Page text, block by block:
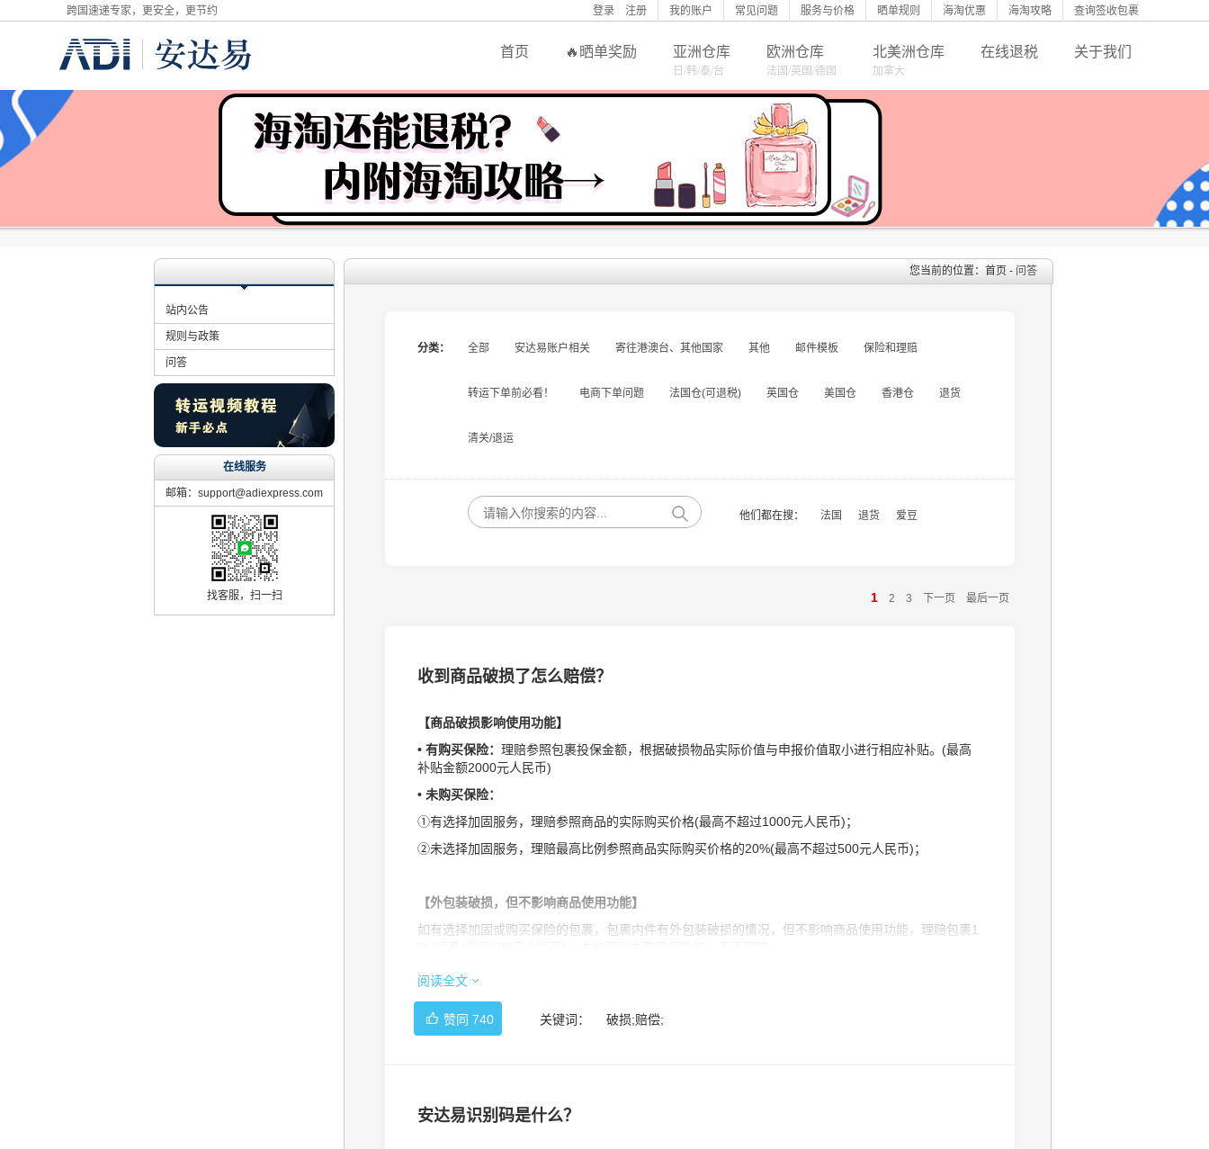
跨国速递专家，更安全，更节约 登录 注册 我的账户 常见问题 服务与价格 晒单规则 海淘优惠 海淘攻略 查询签收包裹
首页 晒单奖励 亚洲仓库
日/韩/泰/台
欧洲仓库
法国/英国/德国
北美洲仓库
加拿大
在线退税 关于我们
站内公告
规则与政策
问答
在线服务
邮箱：support@adiexpress.com
找客服，扫一扫
您当前的位置：首页 - 问答
分类： 全部 安达易账户相关 寄往港澳台、其他国家 其他 邮件模板 保险和理赔
转运下单前必看！ 电商下单问题 法国仓(可退税) 英国仓 美国仓 香港仓 退货
清关/退运
他们都在搜： 法国 退货 爱豆
1 2 3 下一页 最后一页
收到商品破损了怎么赔偿？
【商品破损影响使用功能】
• 有购买保险： 理赔参照包裹投保金额，根据破损物品实际价值与申报价值取小进行相应补贴。(最高
补贴金额2000元人民币)
• 未购买保险：
①有选择加固服务，理赔参照商品的实际购买价格(最高不超过1000元人民币)；
②未选择加固服务，理赔最高比例参照商品实际购买价格的20%(最高不超过500元人民币)；
【外包装破损，但不影响商品使用功能】
如有选择加固或购买保险的包裹，包裹内件有外包装破损的情况，但不影响商品使用功能，理赔包裹1
在理赔时效内，将理赔资料发送邮件至support@adiexpress.com，邮件标题格式为：AT订单号/包裹
编号＋问题描述(丢件/少件/破损索赔)，我司将在收到邮件后7个工作日内完成审核上报，并给予您答复
及理赔款项。
阅读全文
赞同 740 关键词： 破损;赔偿;
安达易识别码是什么？